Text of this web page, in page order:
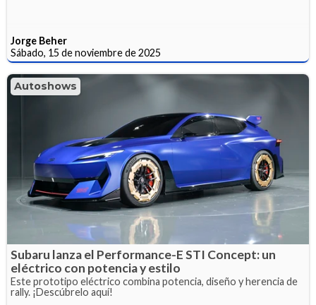
Jorge Beher
Sábado, 15 de noviembre de 2025
Autoshows
Subaru lanza el Performance-E STI Concept: un
eléctrico con potencia y estilo
Este prototipo eléctrico combina potencia, diseño y herencia de
rally. ¡Descúbrelo aquí!